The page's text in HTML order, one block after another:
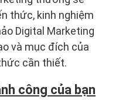
thức, kinh nghiệm
Digital Marketing
và mục đích của
cần thiết.
công của bạn